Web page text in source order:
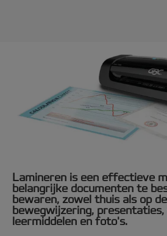
Lamineren is een effectieve
belangrijke documenten te
bewaren, zowel thuis als op
bewegwijzering,
leermiddelen en foto's.